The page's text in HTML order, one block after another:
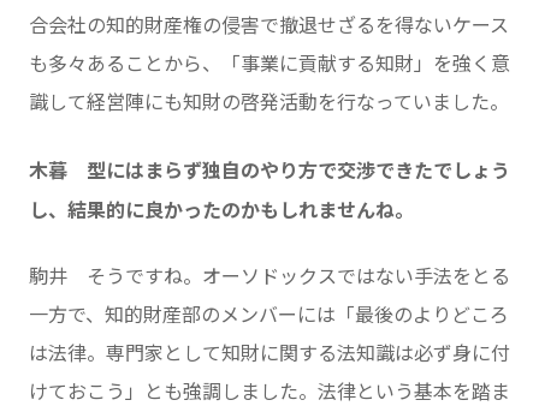
合会社の知的財産権の侵害で撤退せざるを得ないケース
も多々あることから、「事業に貢献する知財」を強く意
識して経営陣にも知財の啓発活動を行なっていました。
木暮 型にはまらず独自のやり方で交渉できたでしょう
し、結果的に良かったのかもしれませんね。
駒井 そうですね。オーソドックスではない手法をとる
一方で、知的財産部のメンバーには「最後のよりどころ
は法律。専門家として知財に関する法知識は必ず身に付
けておこう」とも強調しました。法律という基本を踏ま